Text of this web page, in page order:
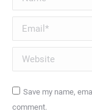
Email *
Website
Save my name,
comment.